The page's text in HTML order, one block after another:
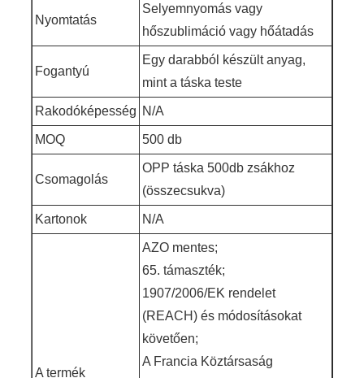
Nyomtatás
Selyemnyomás vagy
hőszublimáció vagy hőátadás
Fogantyú
Egy darabból készült anyag,
mint a táska teste
Rakodóképesség N/A
MOQ 500 db
Csomagolás
OPP táska 500db zsákhoz
(összecsukva)
Kartonok N/A
A termék
AZO mentes;
65. támaszték;
1907/2006/EK rendelet
(REACH) és módosításokat
követően;
A Francia Köztársaság